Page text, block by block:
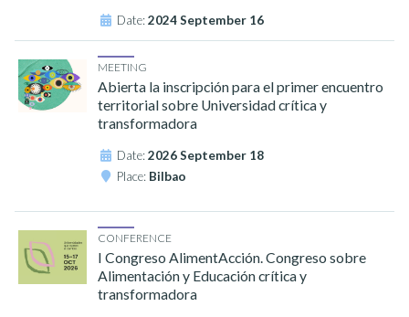
Date:2024 September 16
MEETING
Abierta la inscripción para el primer encuentro
territorial sobre Universidad crítica y
transformadora
Date:2026 September 18
Place: Bilbao
CONFERENCE
I Congreso AlimentAcción. Congreso sobre
Alimentación y Educación crítica y
transformadora